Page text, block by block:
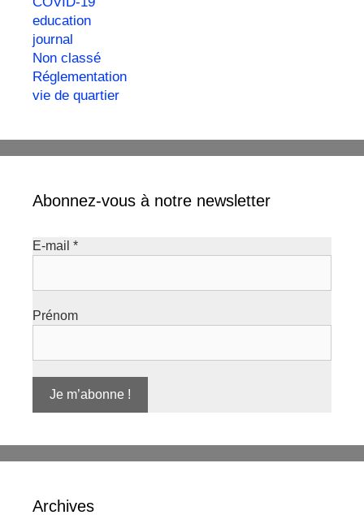
education
journal
Non classé
Réglementation
vie de quartier
Abonnez-vous à notre newsletter
E-mail *
Prénom
Archives